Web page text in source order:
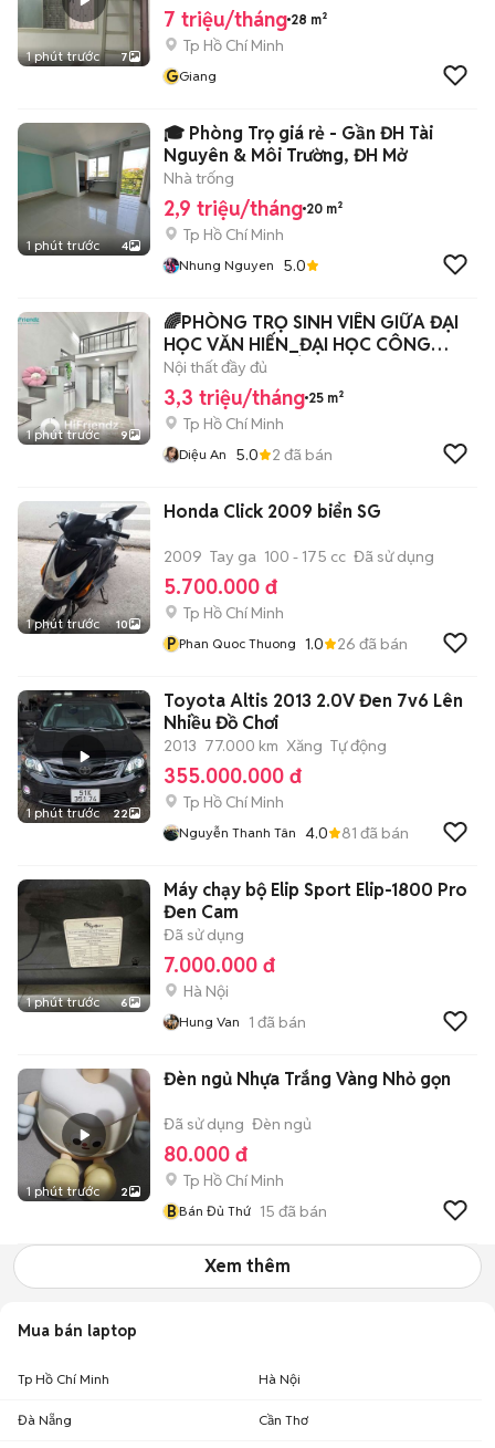
1 phút trước 7
7 triệu/tháng 28 m²
Tp Hồ Chí Minh
GGiang
1 phút trước 4
🎓 Phòng Trọ giá rẻ - Gần ĐH Tài
Nguyên & Môi Trường, ĐH Mở
Nhà trống
2,9 triệu/tháng 20 m²
Tp Hồ Chí Minh
Nhung Nguyen 5.0
1 phút trước 9
🌈PHÒNG TRỌ SINH VIÊN GIỮA ĐẠI
HỌC VĂN HIẾN_ĐẠI HỌC CÔNG
THƯƠNG XỊN XÒ
Nội thất đầy đủ
3,3 triệu/tháng 25 m²
Tp Hồ Chí Minh
Diệu An 5.0 2 đã bán
1 phút trước 10
Honda Click 2009 biển SG
2009 Tay ga 100 - 175 cc Đã sử dụng
5.700.000 đ
Tp Hồ Chí Minh
P Phan Quoc Thuong 1.0 26 đã bán
1 phút trước 22
Toyota Altis 2013 2.0V Đen 7v6 Lên
Nhiều Đồ Chơi
2013 77.000 km Xăng Tự động
355.000.000 đ
Tp Hồ Chí Minh
Nguyễn Thanh Tân 4.0 81 đã bán
1 phút trước 6
Máy chạy bộ Elip Sport Elip-1800 Pro
Đen Cam
Đã sử dụng
7.000.000 đ
Hà Nội
Hung Van 1 đã bán
1 phút trước 2
Đèn ngủ Nhựa Trắng Vàng Nhỏ gọn
Đã sử dụng Đèn ngủ
80.000 đ
Tp Hồ Chí Minh
BBán Đủ Thứ 15 đã bán
Xem thêm
Mua bán laptop
Tp Hồ Chí Minh Hà Nội
Đà Nẵng Cần Thơ